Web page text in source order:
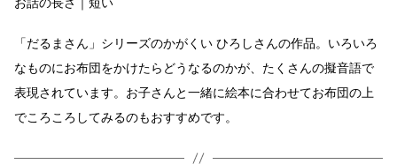
「だるまさん」シリーズのかがくい ひろしさんの作品。いろいろ
なものにお布団をかけたらどうなるのかが、たくさんの擬音語で
表現されています。お子さんと一緒に絵本に合わせてお布団の上
でころころしてみるのもおすすめです。